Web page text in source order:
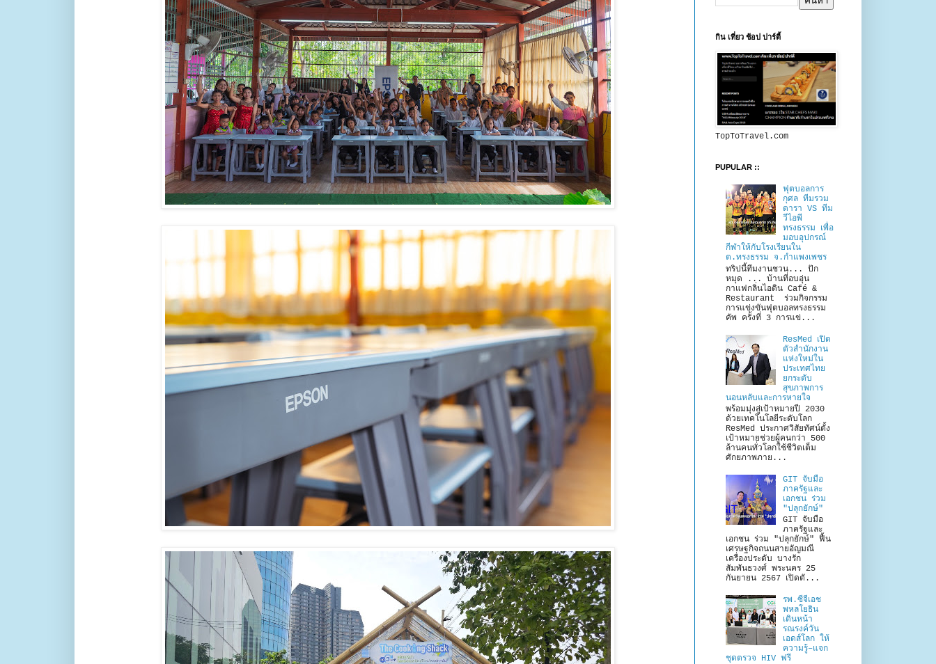
กิน เที่ยว ช้อป ปาร์ตี้
TopToTravel.com
PUPULAR ::
ฟุตบอลการ
กุศล ทีมรวม
ดารา VS ทีม
วีไอพี
ทรงธรรม เพื่อ
มอบอุปกรณ์
กีฬาให้กับโรงเรียนใน
ต.ทรงธรรม จ.กำแพงเพชร
ทริปนี้ทีมงานชวน... ปัก
หมุด ... บ้านที่อบอุ่น
กาแฟกลิ่นไอดิน Café &
Restaurant ร่วมกิจกรรม
การแข่งขันฟุตบอลทรงธรรม
คัพ ครั้งที่ 3 การแข่...
ResMed เปิด
ตัวสำนักงาน
แห่งใหม่ใน
ประเทศไทย
ยกระดับ
สุขภาพการ
นอนหลับและการหายใจ
พร้อมมุ่งสู่เป้าหมายปี 2030
ด้วยเทคโนโลยีระดับโลก
ResMed ประกาศวิสัยทัศน์ตั้ง
เป้าหมายช่วยผู้คนกว่า 500
ล้านคนทั่วโลกใช้ชีวิตเต็ม
ศักยภาพภาย...
GIT จับมือ
ภาครัฐและ
เอกชน ร่วม
"ปลุกยักษ์"
GIT จับมือ
ภาครัฐและ
เอกชน ร่วม "ปลุกยักษ์" ฟื้น
เศรษฐกิจถนนสายอัญมณี
เครื่องประดับ บางรัก
สัมพันธวงศ์ พระนคร 25
กันยายน 2567 เปิดตั...
รพ.ซีจีเอช
พหลโยธิน
เดินหน้า
รณรงค์วัน
เอดส์โลก ให้
ความรู้–แจก
ชุดตรวจ HIV ฟรี